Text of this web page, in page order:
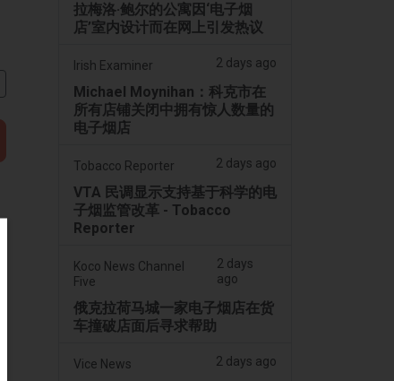
拉梅洛·鲍尔的公寓因‘电子烟
店’室内设计而在网上引发热议
Irish Examiner 2 days ago
Michael Moynihan：科克市在
所有店铺关闭中拥有惊人数量的
电子烟店
Tobacco Reporter 2 days ago
VTA 民调显示支持基于科学的电
子烟监管改革 - Tobacco
Reporter
Koco News Channel
Five
2 days
ago
俄克拉荷马城一家电子烟店在货
车撞破店面后寻求帮助
Vice News 2 days ago